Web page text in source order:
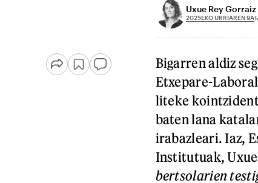
Uxue Rey Gorraiz
2025EKO URRIAREN 9A
Bigarren aldiz
Etxepare-
liteke
baten lana
irabazleari. Iaz,
Institutuak,
bertsolarien